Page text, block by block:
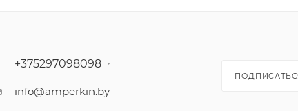
+375297098098
info@amperkin.by